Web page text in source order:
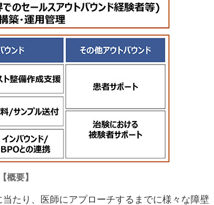
概要】
たり、医師にアプローチするまでに様々な障壁